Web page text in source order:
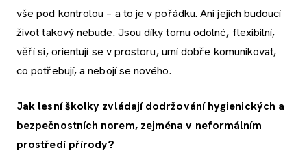
vše pod kontrolou – a to je v pořádku. Ani jejich budoucí
život takový nebude. Jsou díky tomu odolné, flexibilní,
věří si, orientují se v prostoru, umí dobře komunikovat,
co potřebují, a nebojí se nového.
Jak lesní školky zvládají dodržování hygienických a
bezpečnostních norem, zejména v neformálním
prostředí přírody?